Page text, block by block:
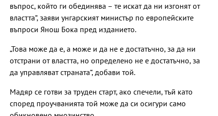
въпрос, който ги обединява – те искат да ни изгонят от
властта“, заяви унгарският министър по европейските
въпроси Янош Бока пред изданието.
„Това може да е, а може и да не е достатъчно, за да ни
отстрани от властта, но определено не е достатъчно, за
да управляват страната“, добави той.
Мадяр се готви за труден старт, ако спечели, тъй като
според проучванията той може да си осигури само